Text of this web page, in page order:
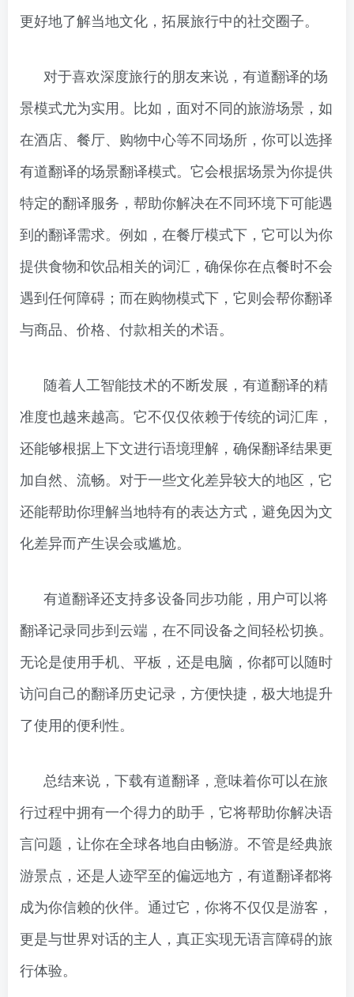
更好地了解当地文化，拓展旅行中的社交圈子。
对于喜欢深度旅行的朋友来说，有道翻译的场
景模式尤为实用。比如，面对不同的旅游场景，如
在酒店、餐厅、购物中心等不同场所，你可以选择
有道翻译的场景翻译模式。它会根据场景为你提供
特定的翻译服务，帮助你解决在不同环境下可能遇
到的翻译需求。例如，在餐厅模式下，它可以为你
提供食物和饮品相关的词汇，确保你在点餐时不会
遇到任何障碍；而在购物模式下，它则会帮你翻译
与商品、价格、付款相关的术语。
随着人工智能技术的不断发展，有道翻译的精
准度也越来越高。它不仅仅依赖于传统的词汇库，
还能够根据上下文进行语境理解，确保翻译结果更
加自然、流畅。对于一些文化差异较大的地区，它
还能帮助你理解当地特有的表达方式，避免因为文
化差异而产生误会或尴尬。
有道翻译还支持多设备同步功能，用户可以将
翻译记录同步到云端，在不同设备之间轻松切换。
无论是使用手机、平板，还是电脑，你都可以随时
访问自己的翻译历史记录，方便快捷，极大地提升
了使用的便利性。
总结来说，下载有道翻译，意味着你可以在旅
行过程中拥有一个得力的助手，它将帮助你解决语
言问题，让你在全球各地自由畅游。不管是经典旅
游景点，还是人迹罕至的偏远地方，有道翻译都将
成为你信赖的伙伴。通过它，你将不仅仅是游客，
更是与世界对话的主人，真正实现无语言障碍的旅
行体验。